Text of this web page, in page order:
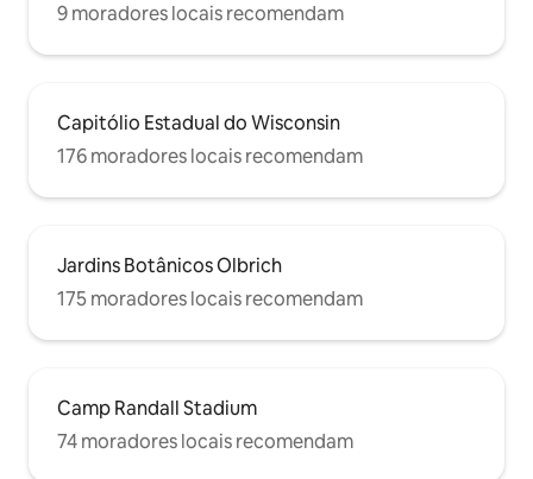
9 moradores locais recomendam
Capitólio Estadual do Wisconsin
176 moradores locais recomendam
Jardins Botânicos Olbrich
175 moradores locais recomendam
Camp Randall Stadium
74 moradores locais recomendam